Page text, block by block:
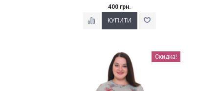
400 грн.
Наклейки Варіант з % Скидка!